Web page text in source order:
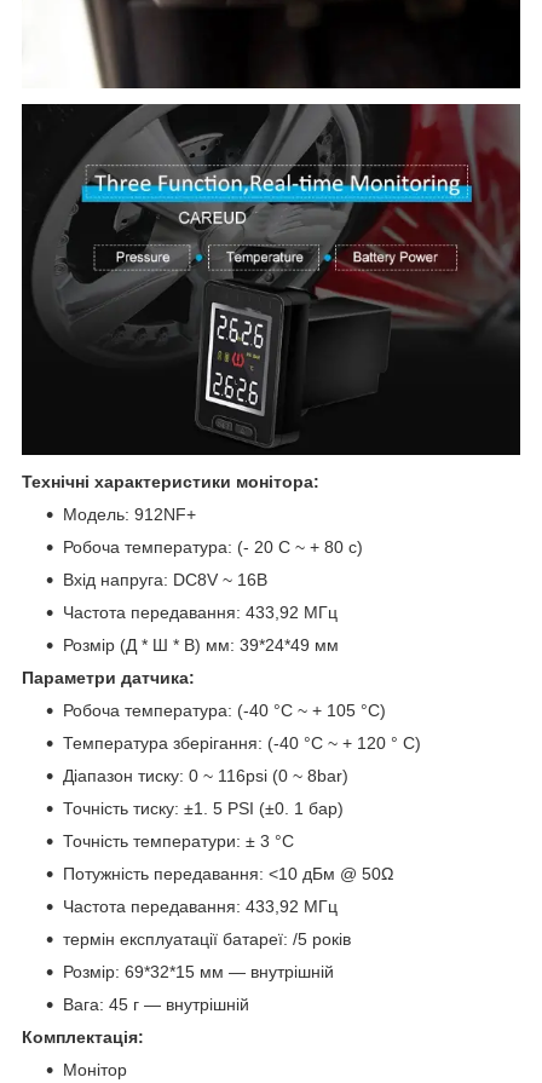
Технічні характеристики монітора:
Модель: 912NF+
Робоча температура: (- 20 C ~ + 80 c)
Вхід напруга: DC8V ~ 16В
Частота передавання: 433,92 МГц
Розмір (Д * Ш * В) мм: 39*24*49 мм
Параметри датчика:
Робоча температура: (-40 °C ~ + 105 °C)
Температура зберігання: (-40 °C ~ + 120 ° C)
Діапазон тиску: 0 ~ 116psi (0 ~ 8bar)
Точність тиску: ±1. 5 PSI (±0. 1 бар)
Точність температури: ± 3 °C
Потужність передавання: <10 дБм @ 50Ω
Частота передавання: 433,92 МГц
термін експлуатації батареї: /5 років
Розмір: 69*32*15 мм — внутрішній
Вага: 45 г — внутрішній
Комплектація:
Монітор